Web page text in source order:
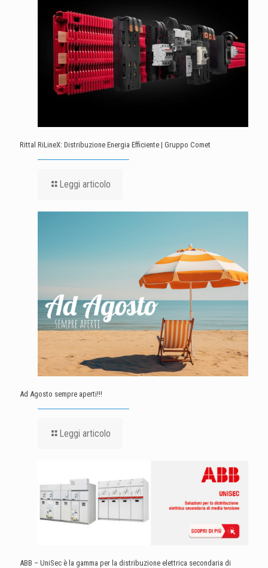
Rittal RiLineX: Distribuzione Energia Efficiente | Gruppo Comet
Leggi articolo
Ad Agosto sempre aperti!!!
Leggi articolo
ABB – UniSec è la gamma per la distribuzione elettrica secondaria di